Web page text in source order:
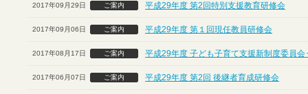
2017年09月29日 ご案内 平成29年度 第2回特別支援教育研修会
2017年09月06日 ご案内 平成29年度 第１回現任教員研修会
2017年08月17日 ご案内 平成29年度 子ども子育て支援新制度委員会
2017年06月07日 ご案内 平成29年度 第2回 後継者育成研修会